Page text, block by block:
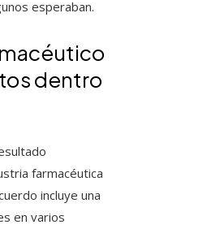
esperaban.
dentro
farmacéutica
incluye una
en varios